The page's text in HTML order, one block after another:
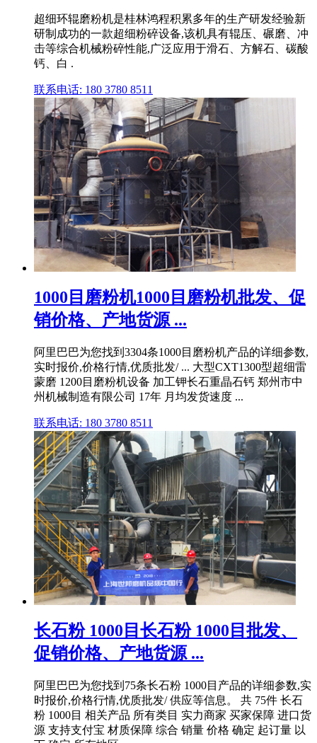
超细环辊磨粉机是桂林鸿程积累多年的生产研发经验新
研制成功的一款超细粉碎设备,该机具有辊压、碾磨、冲
击等综合机械粉碎性能,广泛应用于滑石、方解石、碳酸
钙、白 .
联系电话: 180 3780 8511
1000目磨粉机1000目磨粉机批发、促
销价格、产地货源 ...
阿里巴巴为您找到3304条1000目磨粉机产品的详细参数,
实时报价,价格行情,优质批发/ ... 大型CXT1300型超细雷
蒙磨 1200目磨粉机设备 加工钾长石重晶石钙 郑州市中
州机械制造有限公司 17年 月均发货速度 ...
联系电话: 180 3780 8511
长石粉 1000目长石粉 1000目批发、
促销价格、产地货源 ...
阿里巴巴为您找到75条长石粉 1000目产品的详细参数,实
时报价,价格行情,优质批发/ 供应等信息。 共 75件 长石
粉 1000目 相关产品 所有类目 实力商家 买家保障 进口货
源 支持支付宝 材质保障 综合 销量 价格 确定 起订量 以